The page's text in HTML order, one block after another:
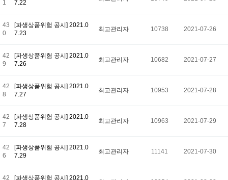
1
7.22
43
0
[파생상품위험 공시] 2021.0
7.23
최고관리자 10738 2021-07-26
42
9
[파생상품위험 공시] 2021.0
7.26
최고관리자 10682 2021-07-27
42
8
[파생상품위험 공시] 2021.0
7.27
최고관리자 10953 2021-07-28
42
7
[파생상품위험 공시] 2021.0
7.28
최고관리자 10963 2021-07-29
42
6
[파생상품위험 공시] 2021.0
7.29
최고관리자 11141 2021-07-30
42
[파생상품위험 공시] 2021.0